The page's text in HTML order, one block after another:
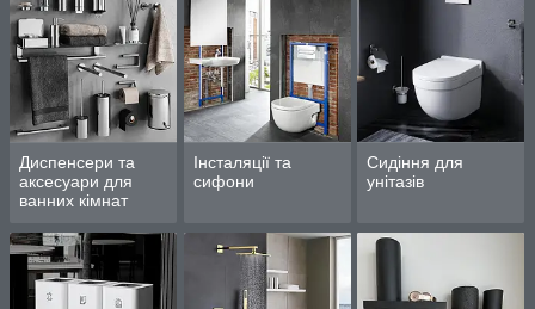
Диспенсери та
аксесуари для
ванних кімнат
Інсталяції та
сифони
Сидіння для
унітазів